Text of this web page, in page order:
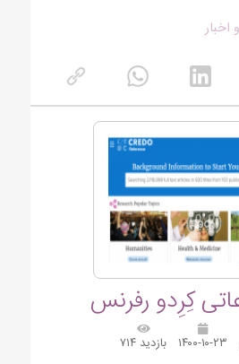
اخبار
کِرِدو رفرنس
۱۴۰۰-۱۰-۲۳ بازدید ۷۱۴